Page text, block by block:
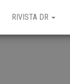
RIVISTA DR